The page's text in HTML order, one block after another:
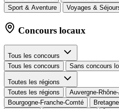
Sport & Aventure
Voyages &
Concours locaux
Tous les concours
Tous les concours
Sans concours
Toutes les régions
Toutes les régions
Auvergne-
Bourgogne-Franche-Comté
Bretagne